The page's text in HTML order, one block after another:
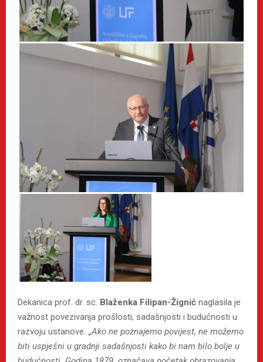
Dekanica prof. dr. sc. Blaženka Filipan-Žignić naglasila je
važnost povezivanja prošlosti, sadašnjosti i budućnosti u
razvoju ustanove. „Ako ne poznajemo povijest, ne možemo
biti uspješni u gradnji sadašnjosti kako bi nam bilo bolje u